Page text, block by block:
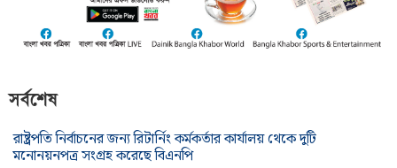
সর্বশেষ
রাষ্ট্রপতি নির্বাচনের জন্য রিটার্নিং কর্মকর্তার কার্যালয় থেকে দুটি
মনোনয়নপত্র সংগ্রহ করেছে বিএনপি